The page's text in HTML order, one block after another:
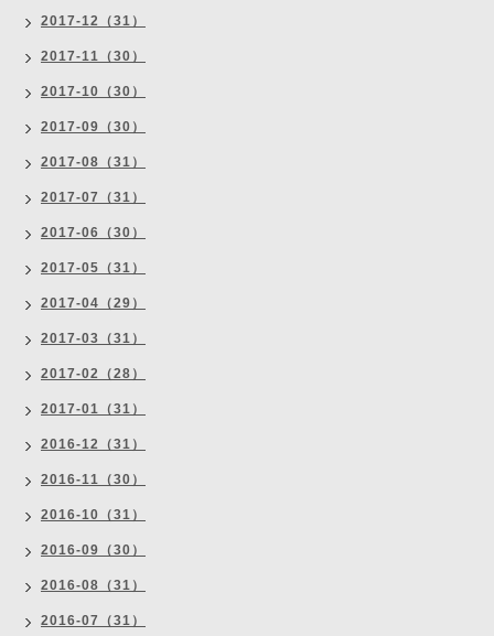
2017-12（31）
2017-11（30）
2017-10（30）
2017-09（30）
2017-08（31）
2017-07（31）
2017-06（30）
2017-05（31）
2017-04（29）
2017-03（31）
2017-02（28）
2017-01（31）
2016-12（31）
2016-11（30）
2016-10（31）
2016-09（30）
2016-08（31）
2016-07（31）